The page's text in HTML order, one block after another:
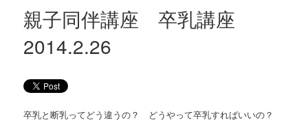
親子同伴講座 卒乳講座
2014.2.26
卒乳と断乳ってどう違うの？ どうやって卒乳すればいいの？